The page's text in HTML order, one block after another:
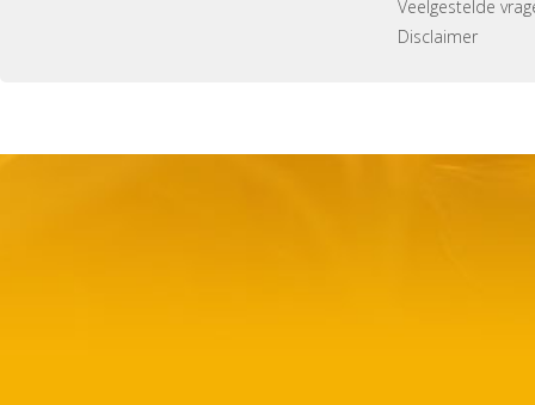
Veelgestelde
Disclaimer